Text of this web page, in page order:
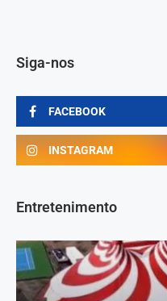
Siga-nos
FACEBOOK
INSTAGRAM
Entretenimento